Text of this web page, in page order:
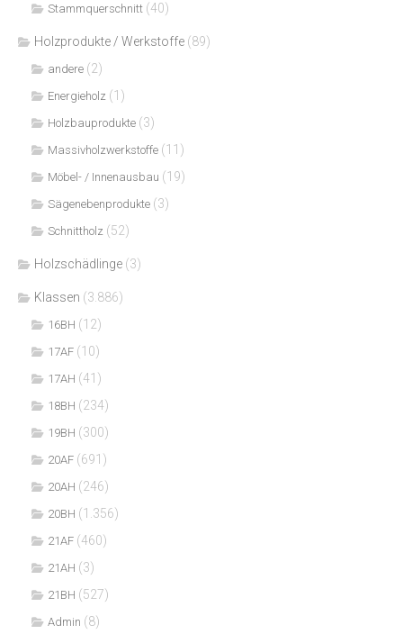
Stammquerschnitt (40)
Holzprodukte / Werkstoffe (89)
andere (2)
Energieholz (1)
Holzbauprodukte (3)
Massivholzwerkstoffe (11)
Möbel- / Innenausbau (19)
Sägenebenprodukte (3)
Schnittholz (52)
Holzschädlinge (3)
Klassen (3.886)
16BH (12)
17AF (10)
17AH (41)
18BH (234)
19BH (300)
20AF (691)
20AH (246)
20BH (1.356)
21AF (460)
21AH (3)
21BH (527)
Admin (8)